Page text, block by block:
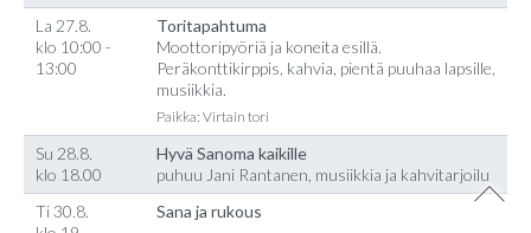
La 27.8.
klo 10:00 -
13:00
Toritapahtuma
Moottoripyöriä ja koneita esillä.
Peräkonttikirppis, kahvia, pientä puuhaa lapsille,
musiikkia.
Paikka: Virtain tori
Su 28.8.
klo 18.00
Hyvä Sanoma kaikille
puhuu Jani Rantanen, musiikkia ja kahvitarjoilu
Ti 30.8.
Sana ja rukous